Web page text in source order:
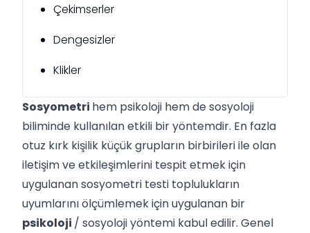
Çekimserler
Dengesizler
Klikler
Sosyometri hem psikoloji hem de sosyoloji
biliminde kullanılan etkili bir yöntemdir. En fazla
otuz kırk kişilik küçük grupların birbirileri ile olan
iletişim ve etkileşimlerini tespit etmek için
uygulanan sosyometri testi toplulukların
uyumlarını ölçümlemek için uygulanan bir
psikoloji / sosyoloji yöntemi kabul edilir. Genel